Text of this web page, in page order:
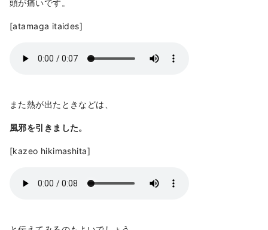
頭が痛いです。
[atamaga itaides]
また熱が出たときなどは、
風邪を引きました。
[kazeo hikimashita]